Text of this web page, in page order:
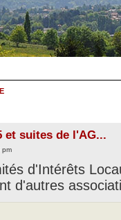
et suites de l'AG...
pm
d'Intérêts
d'autres